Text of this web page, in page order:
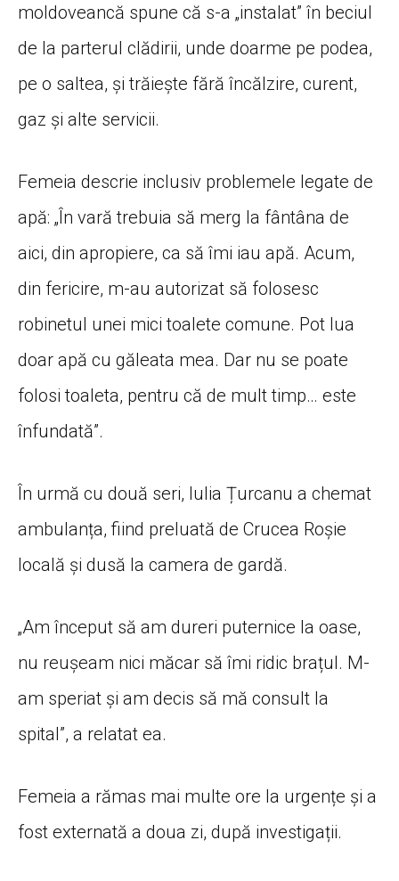
moldoveancă spune că s-a „instalat” în beciul
de la parterul clădirii, unde doarme pe podea,
pe o saltea, și trăiește fără încălzire, curent,
gaz și alte servicii.
Femeia descrie inclusiv problemele legate de
apă: „În vară trebuia să merg la fântâna de
aici, din apropiere, ca să îmi iau apă. Acum,
din fericire, m-au autorizat să folosesc
robinetul unei mici toalete comune. Pot lua
doar apă cu găleata mea. Dar nu se poate
folosi toaleta, pentru că de mult timp… este
înfundată”.
În urmă cu două seri, Iulia Țurcanu a chemat
ambulanța, fiind preluată de Crucea Roșie
locală și dusă la camera de gardă.
„Am început să am dureri puternice la oase,
nu reușeam nici măcar să îmi ridic brațul. M-
am speriat și am decis să mă consult la
spital”, a relatat ea.
Femeia a rămas mai multe ore la urgențe și a
fost externată a doua zi, după investigații.